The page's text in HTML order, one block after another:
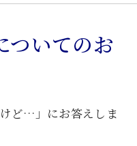
ついてのお
けど…」にお答えしま